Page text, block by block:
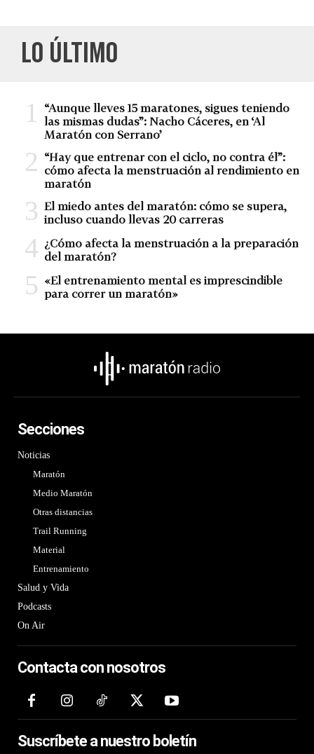
LO ÚLTIMO
“Aunque lleves 15 maratones, sigues teniendo
las mismas dudas”: Nacho Cáceres, en ‘Al
Maratón con Serrano’
“Hay que entrenar con el ciclo, no contra él”:
cómo afecta la menstruación al rendimiento en
maratón
El miedo antes del maratón: cómo se supera,
incluso cuando llevas 20 carreras
¿Cómo afecta la menstruación a la preparación
del maratón?
«El entrenamiento mental es imprescindible
para correr un maratón»
Secciones
Noticias
Maratón
Medio Maratón
Otras distancias
Trail Running
Material
Entrenamiento
Salud y Vida
Podcasts
On Air
Contacta con nosotros
Suscríbete a nuestro boletín